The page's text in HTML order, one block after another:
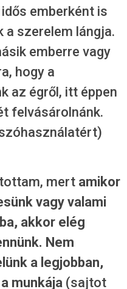
emberként is
a szerelem lángja.
emberre vagy
hogy a
az égről, itt éppen
felvásárolnánk.
mert amikor
vagy valami
akkor elég
Nem
a legjobban,
munkája (sajtot